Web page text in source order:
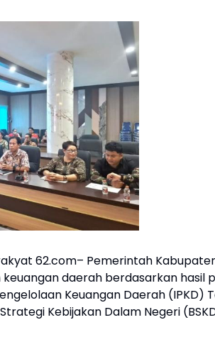
62.com– Pemerintah
daerah berdasarkan hasil
Keuangan Daerah (IPKD)
Kebijakan Dalam Negeri